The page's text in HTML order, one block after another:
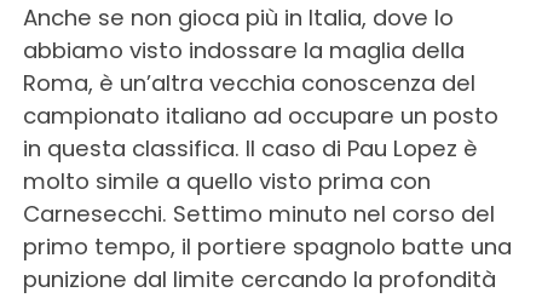
Anche se non gioca più in Italia, dove lo
abbiamo visto indossare la maglia della
Roma, è un’altra vecchia conoscenza del
campionato italiano ad occupare un posto
in questa classifica. Il caso di Pau Lopez è
molto simile a quello visto prima con
Carnesecchi. Settimo minuto nel corso del
primo tempo, il portiere spagnolo batte una
punizione dal limite cercando la profondità